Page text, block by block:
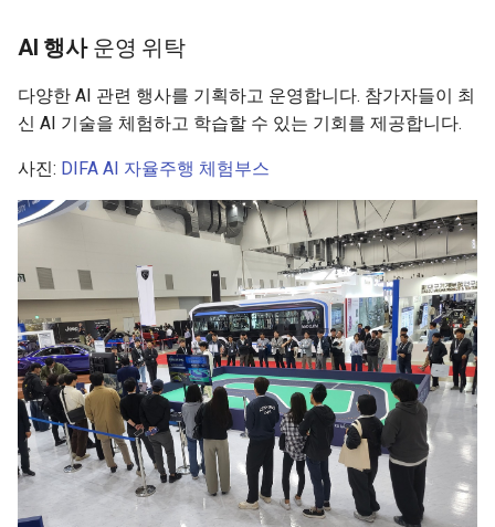
AI 행사운영 위탁
다양한 AI 관련 행사를 기획하고 운영합니다. 참가자들이 최
신 AI 기술을 체험하고 학습할 수 있는 기회를 제공합니다.
사진: DIFA AI 자율주행 체험부스